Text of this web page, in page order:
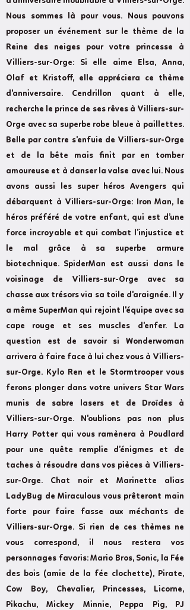
Nous sommes là pour vous. Nous pouvons
proposer un événement sur le thème de la
Reine des neiges pour votre princesse à
Villiers-sur-Orge: Si elle aime Elsa, Anna,
Olaf et Kristoff, elle appréciera ce thème
d'anniversaire. Cendrillon quant à elle,
recherche le prince de ses rêves à Villiers-sur-
Orge avec sa superbe robe bleue à paillettes.
Belle par contre s'enfuie de Villiers-sur-Orge
et de la bête mais finit par en tomber
amoureuse et à danser la valse avec lui. Nous
avons aussi les super héros Avengers qui
débarquent à Villiers-sur-Orge: Iron Man, le
héros préféré de votre enfant, qui est d’une
force incroyable et qui combat l’injustice et
le mal grâce à sa superbe armure
biotechnique. SpiderMan est aussi dans le
voisinage de Villiers-sur-Orge avec sa
chasse aux trésors via sa toile d'araignée. Il y
a même SuperMan qui rejoint l'équipe avec sa
cape rouge et ses muscles d'enfer. La
question est de savoir si Wonderwoman
arrivera à faire face à lui chez vous à Villiers-
sur-Orge. Kylo Ren et le Stormtrooper vous
ferons plonger dans votre univers Star Wars
munis de sabre lasers et de Droïdes à
Villiers-sur-Orge. N'oublions pas non plus
Harry Potter qui vous ramènera à Poudlard
pour une quête remplie d’énigmes et de
taches à résoudre dans vos pièces à Villiers-
sur-Orge. Chat noir et Marinette alias
LadyBug de Miraculous vous prêteront main
forte pour faire fasse aux méchants de
Villiers-sur-Orge. Si rien de ces thèmes ne
vous correspond, il nous restera vos
personnages favoris: Mario Bros, Sonic, la Fée
des bois (amie de la fée clochette), Pirate,
Cow Boy, Chevalier, Princesses, Licorne,
Pikachu, Mickey Minnie, Peppa Pig, PJ